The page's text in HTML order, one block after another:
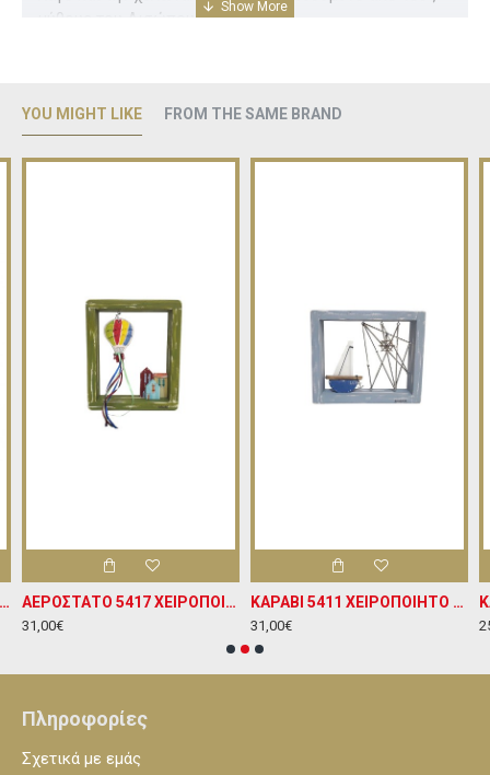
μύθους του Αισώπου
YOU MIGHT LIKE FROM THE SAME BRAND
ΑΕΡΟΠΛΑΝΟ 5338 ΧΕΙΡΟΠΟΙΗΤΟ ΞΥΛΙΝΟ ΠΛΑΙΣΙΟ ΚΡΕΜΑΣΤΟ ΔΙΑΚΟΣΜΗΤΙΚΟ Υ24ΧΠ20 ΑΕΡΟΣΤΑΤΟ 5417 ΧΕΙΡΟΠΟΙΗΤΟ ΞΥΛΙΝΟ ΔΙΑΚΟΣΜΗΤΙΚΟ ΠΛΑΙΣΙΟ Υ24ΧΠ20
31,00€
ΚΑΡΑΒΙ 5411 ΧΕΙΡΟΠΟΙΗΤΟ ΞΥΛΙΝΟ ΚΡΕΜΑΣΤΟ ΔΙΑΚΟΣΜΗΤΙΚΟ ΠΛΑΙΣΙΟ Υ20ΧΠ24
31,00€
Πληροφορίες
Σχετικά με εμάς